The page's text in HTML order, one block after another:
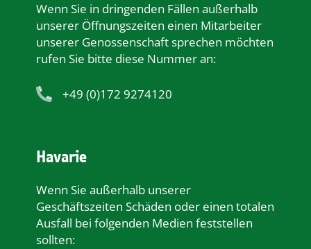
Wenn Sie in dringenden Fällen außerhalb
unserer Öﬀnungszeiten einen Mitarbeiter
unserer Genossenschaft sprechen möchten
rufen Sie bitte diese Nummer an:
+49 (0)172 9274120
Havarie
Wenn Sie außerhalb unserer
Geschäftszeiten Schäden oder einen totalen
Ausfall bei folgenden Medien feststellen
sollten: